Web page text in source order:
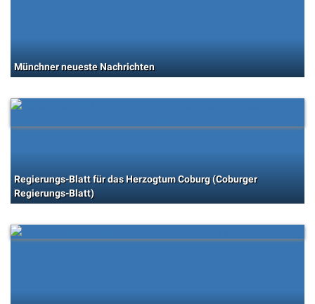
Münchner neueste Nachrichten
Regierungs-Blatt für das Herzogtum Coburg (Coburger
Regierungs-Blatt)